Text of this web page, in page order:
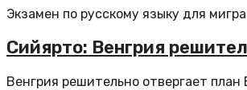
Экзамен по русскому языку для
Сийярто: Венгрия
Венгрия решительно отвергает план